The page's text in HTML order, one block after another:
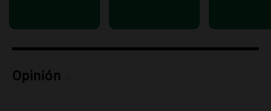
Luis Juez cuestionó la polémica
relato mentiroso"
Episodios
Opinión